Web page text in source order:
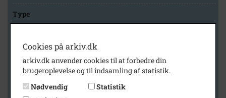
Type
Arkiv
Svinninge Lokalhistoriske Arkiv
Cookies på arkiv.dk
arkiv.dk anvender cookies til at forbedre din
brugeroplevelse og til indsamling af statistik.
Nødvendig
Statistik